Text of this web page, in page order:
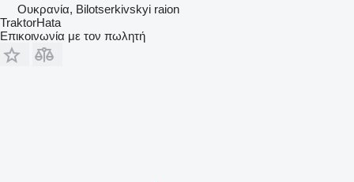
Ουκρανία, Bilotserkivskyi raion
TraktorHata
Επικοινωνία με τον πωλητή